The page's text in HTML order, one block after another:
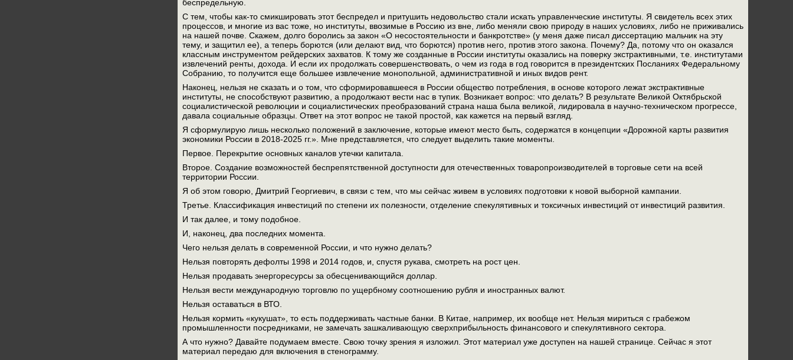
беспредельную.
С тем, чтобы как-то смикшировать этот беспредел и притушить недовольство стали искать управленческие институты. Я свидетель всех этих
процессов, и многие из вас тоже, но институты, ввозимые в Россию из вне, либо меняли свою природу в наших условиях, либо не приживались
на нашей почве. Скажем, долго боролись за закон «О несостоятельности и банкротстве» (у меня даже писал диссертацию мальчик на эту
тему, и защитил ее), а теперь борются (или делают вид, что борются) против него, против этого закона. Почему? Да, потому что он оказался
классным инструментом рейдерских захватов. К тому же созданные в России институты оказались на поверку экстрактивными, т.е. институтами
извлечений ренты, дохода. И если их продолжать совершенствовать, о чем из года в год говорится в президентских Посланиях Федеральному
Собранию, то получится еще большее извлечение монопольной, административной и иных видов рент.
Наконец, нельзя не сказать и о том, что сформировавшееся в России общество потребления, в основе которого лежат экстрактивные
институты, не способствуют развитию, а продолжают вести нас в тупик. Возникает вопрос: что делать? В результате Великой Октябрьской
социалистической революции и социалистических преобразований страна наша была великой, лидировала в научно-техническом прогрессе,
давала социальные образцы. Ответ на этот вопрос не такой простой, как кажется на первый взгляд.
Я сформулирую лишь несколько положений в заключение, которые имеют место быть, содержатся в концепции «Дорожной карты развития
экономики России в 2018-2025 гг.». Мне представляется, что следует выделить такие моменты.
Первое. Перекрытие основных каналов утечки капитала.
Второе. Создание возможностей беспрепятственной доступности для отечественных товаропроизводителей в торговые сети на всей
территории России.
Я об этом говорю, Дмитрий Георгиевич, в связи с тем, что мы сейчас живем в условиях подготовки к новой выборной кампании.
Третье. Классификация инвестиций по степени их полезности, отделение спекулятивных и токсичных инвестиций от инвестиций развития.
И так далее, и тому подобное.
И, наконец, два последних момента.
Чего нельзя делать в современной России, и что нужно делать?
Нельзя повторять дефолты 1998 и 2014 годов, и, спустя рукава, смотреть на рост цен.
Нельзя продавать энергоресурсы за обесценивающийся доллар.
Нельзя вести международную торговлю по ущербному соотношению рубля и иностранных валют.
Нельзя оставаться в ВТО.
Нельзя кормить «кукушат», то есть поддерживать частные банки. В Китае, например, их вообще нет. Нельзя мириться с грабежом
промышленности посредниками, не замечать зашкаливающую сверхприбыльность финансового и спекулятивного сектора.
А что нужно? Давайте подумаем вместе. Свою точку зрения я изложил. Этот материал уже доступен на нашей странице. Сейчас я этот
материал передаю для включения в стенограмму.